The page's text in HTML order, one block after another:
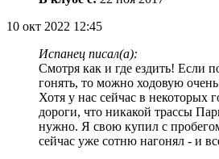
10 окт 2022 12:45
Испанец писал(а):
Смотря как и где ездить! Если
гонять, то можно ходовую
Хотя у нас сейчас в некоторых
дороги, что никакой трассы
нужно. Я свою купил с
сейчас уже сотню нагонял - и